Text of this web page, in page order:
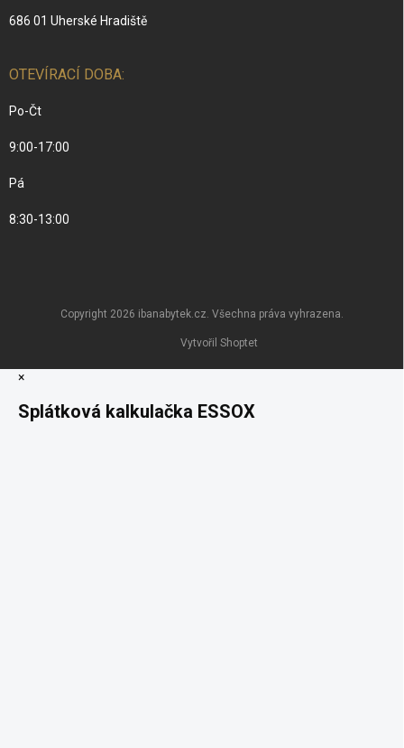
686 01 Uherské Hradiště
OTEVÍRACÍ DOBA:
Po-Čt
9:00-17:00
Pá
8:30-13:00
Vytvořil Shoptet
Copyright 2026 ibanabytek.cz. Všechna práva vyhrazena.
×
Splátková kalkulačka ESSOX